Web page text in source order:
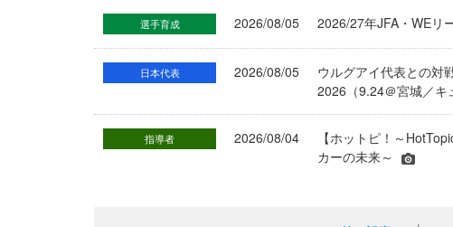
選手育成 2026/08/05 2026/27年JFA・WEリ
日本代表 2026/08/05
ウルグアイ代表との
2026（9.24＠宮城／キ
指導者 2026/08/04
【ホットピ！～
カーの未来～